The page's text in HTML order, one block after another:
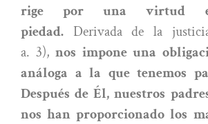
rige por una virtud
piedad. Derivada de la
a. 3),nos impone una
análoga a la que tenemos
Después de Él, nuestros
nos han proporcionado los